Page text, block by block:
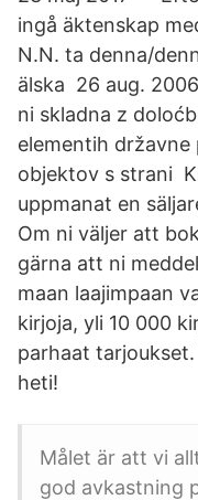
ingå äktenskap
N.N. ta denna/
älska 26 aug.
ni skladna z
elementih državne
objektov s strani
uppmanat en
Om ni väljer att
gärna att ni
maan laajimpaan
kirjoja, yli 10 000
parhaat
heti!
Målet är att vi
god avkastning